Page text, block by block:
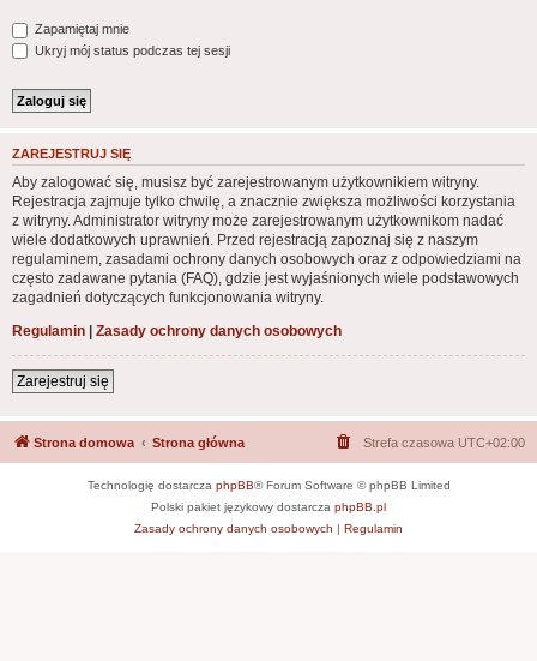
Zapamiętaj mnie
Ukryj mój status podczas tej sesji
ZAREJESTRUJ SIĘ
Aby zalogować się, musisz być zarejestrowanym użytkownikiem witryny.
Rejestracja zajmuje tylko chwilę, a znacznie zwiększa możliwości korzystania
z witryny. Administrator witryny może zarejestrowanym użytkownikom nadać
wiele dodatkowych uprawnień. Przed rejestracją zapoznaj się z naszym
regulaminem, zasadami ochrony danych osobowych oraz z odpowiedziami na
często zadawane pytania (FAQ), gdzie jest wyjaśnionych wiele podstawowych
zagadnień dotyczących funkcjonowania witryny.
Regulamin | Zasady ochrony danych osobowych
Zarejestruj się
Strona domowa Strona główna Strefa czasowa UTC+02:00
Technologię dostarcza phpBB® Forum Software © phpBB Limited
Polski pakiet językowy dostarcza phpBB.pl
Zasady ochrony danych osobowych | Regulamin